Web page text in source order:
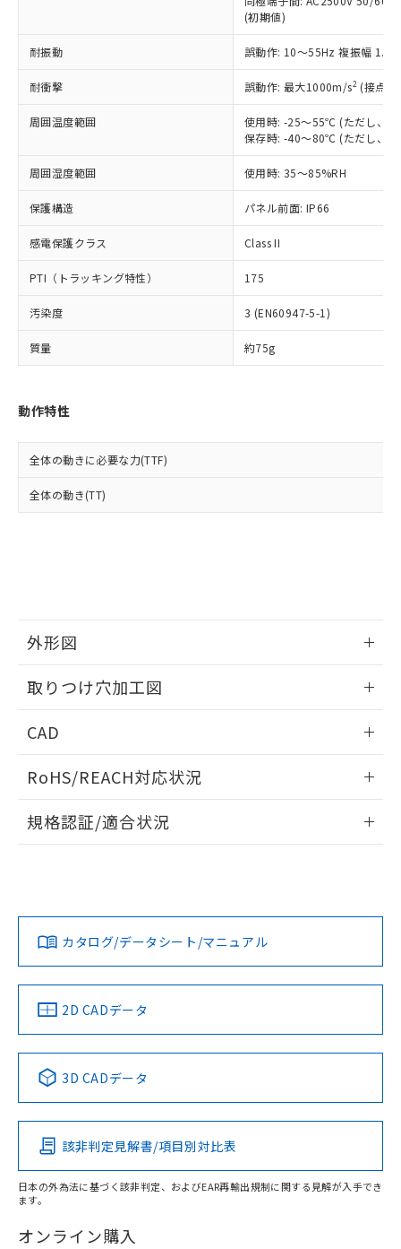
(初期値)
耐振動 誤動作: 10～55Hz 複振幅
耐衝撃 誤動作: 最大1000m/s2 (接点
周囲温度範囲
使用時: -25～55℃ (ただし、氷
保存時: -40～80℃ (ただし、氷
周囲湿度範囲 使用時: 35～85%RH
保護構造 パネル前面: IP66
感電保護クラス Class II
PTI（トラッキング特性） 175
汚染度 3 (EN60947-5-1)
質量 約75g
動作特性
全体の動きに必要な力(TTF)
全体の動き(TT)
外形図
取りつけ穴加工図
CAD
ドすることができます。
ログイン/会員登録
ダウンロードデータをご利用いただく前に、以下を必ずお読
みください。
ソフトウェアの使用条件
RoHS/REACH対応状況
EU RoHS 注意事項・凡例
対応済み
中国 RoHS 注意事項・凡例
Pb Hg Cd Cr(VI)
O
在庫等で未対応品が混在する可能性があります。
規格認証/適合状況
カタログ/データシート/マニュアル
2D CADデータ
3D CADデータ
該非判定見解書/項目別対比表
日本の外為法に基づく該非判定、およびEAR再輸出規制に関する見解が入手でき
ます。
オンライン購入
在庫状況および標準価格照会結果は、
記載している更新日時点での社内デー
タに基づき作成されるものであり、閲
覧された時点での実際の在庫および標
準価格とは異なる場合があることをご
正式な納期状況および標準価格はお客
様のお取引先、またはお客様担当のオ
ムロン制御機器販売店・当社販売員に
オムロン制御機器販売店や当社販売拠
販売ネットワーク
」をご確認
在庫状況および標準価格結果を当社の
事前の承諾なく第三者に漏洩または開
示しないようお願いします。
マイパーツ機能（部品リスト作成サー
ビス）をご利用いただくには、I-Web
メンバーズにご登録されている必要が
あります。
品・サービスに関するお客様との取
引・商談に必要な範囲で利用すること
※当社の共同利用者とは、
の共同利用に関して"
の「1.共同利
鉛(Pb) 1000ppm以下、 水銀(Hg) 1000ppm以下、 カド
類(PBB) 1000ppm以下、ポリ臭化ジフェニルエーテル類
(PBDE) 1000ppm以下、フタル酸ビス(2-エチルヘキシ
ル) (DEHP)(別名：DOP) 1000ppm以下、フタル酸ブチ
ルベンジル（BBP） 1000ppm以下、フタル酸ジブチル
（DBP） 1000ppm以下、フタル酸ジイソブチル
但し、RoHS指令で産業用監視および制御機器に対する
図的な使用がないことを確認しています。
部品在庫の切り替え状況などにより、予定
月が前後することがあります。
とができます。
EU RoHS指令（10物質）の非含有証明書
51物質の非含有証明書（当社基準）
荷製品に未対応品が混在することから備考
欄に対応日を記載しておりました。
既に当社にて対応品への在庫切替を完了
していることから、特段のことがない限
り、2022年1月12日より割愛しておりま
*中国RoHS10物質の基準値 (GB/T26572)：
Pb(鉛) :1000ppm、 Hg(水銀) : 1000ppm、 Cd(カドミウ
Cr(Ⅵ)(六価クロム) : 1000ppm、 PBBs(ポリ臭化ビフェ
ニル類) : 1000ppm、 PBDEs(ポリ臭化ジフェニルエーテ
ル類) : 1000ppm、
DBP(フタル酸ジブチル) : 1000ppm、 DIBP(フタル酸ジ
イソブチル) : 1000ppm、 BBP(フタル酸ブチルベンジ
DEHP(フタル酸ビス(2-エチルヘキシル)) : 1000ppm
「ｅ」：有害物質（10物質）のすべてが基
準値以下であることを示します。
「10」：通常の使用状況下において有害物
質が外部に漏えいし、環境に深刻な影響を
及ぼさない年数を意味します。
「－」：未確認です。当社販売部門へお問
（以下｢規制貨物等」という）を輸出
または国外への提供する場合は、日本
国政府の輸出許可(または役務取引許
可)を取得するなどの必要な手続きを
当社は規制貨物を破棄する場合は、完
全に破砕するなど、違法に輸出されな
いよう必要な手段を講じます。
当社は貴社製品を、核兵器、ミサイ
ル、化学兵器、生物兵器またはその他
武器並びにこれらの製造装置等に一切
当社は、貴社製品を第三者に販売する
場合は、上記1、2および3の内容を当
該第三者に通知します。また当社は、
販売先および販売に係わる関係者が違
法に輸出するおそれがある場合は、取
り引きをいたしません。
合意する
一定数以上の在庫あり
一定数には満たないが在庫あり
在庫なし(最新の在庫状況につ
いては、お客様のお取引先、ま
たはお客様担当のオムロン制御
機器販売店・当社販売員にご確
認ください)
受注生産機種、また在庫状況の
情報を公開していない機種